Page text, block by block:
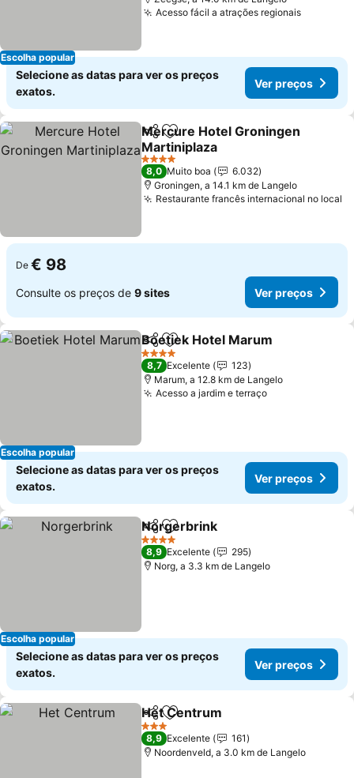
Escolha popular
Acesso fácil a atrações regionais
Selecione as datas para ver os preços
exatos.
Ver preços
PartilharAdicionar aos favoritos
Mercure Hotel Groningen
Martiniplaza
4 Estrelas
8,0 Muito boa
6.032
Groningen, a 14.1 km de Langelo
Restaurante francês internacional no local
De € 98
Consulte os preços de 9 sites Ver preços
Escolha popular
PartilharAdicionar aos favoritos
Boetiek Hotel Marum
4 Estrelas
8,7 Excelente
123
Marum, a 12.8 km de Langelo
Acesso a jardim e terraço
Selecione as datas para ver os preços
exatos.
Ver preços
Escolha popular
PartilharAdicionar aos favoritos
Norgerbrink
4 Estrelas
8,9 Excelente
295
Norg, a 3.3 km de Langelo
Selecione as datas para ver os preços
exatos.
Ver preços
PartilharAdicionar aos favoritos
Het Centrum
3 Estrelas
8,9 Excelente
161
Noordenveld, a 3.0 km de Langelo